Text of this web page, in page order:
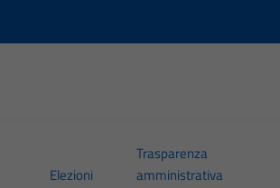
Elezioni
Trasparenza
amministrativa